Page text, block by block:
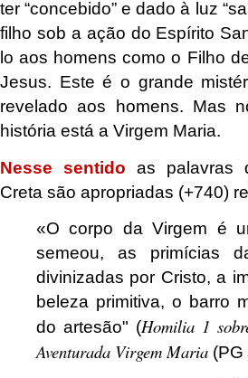
ter “concebido” e dado à luz
filho sob a ação do Espírito
lo aos homens como o Filho
Jesus. Este é o grande
revelado aos homens. Mas
história está a Virgem Maria.
Nesse sentido as palavras
Creta são apropriadas (+740)
«O corpo da Virgem é
semeou, as primícias
divinizadas por Cristo, a
beleza primitiva, o barro
do artesão" (Homilia 1
Aventurada Virgem Maria (PG